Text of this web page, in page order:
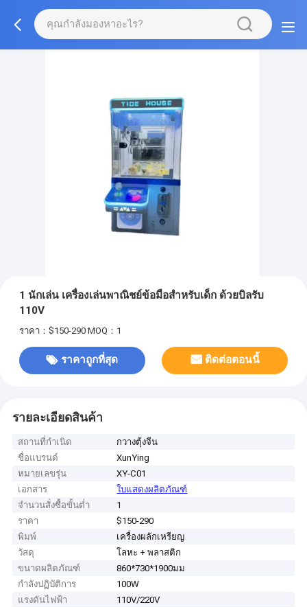
1 นักเล่น เครื่องเล่นพาณิชย์ข้อมือสําหรับเด็ก ด้วยบิลรับ
110V
ราคา：$150-290 MOQ：1
ราคาถูกที่สุด ติดต่อตอนนี้
รายละเอียดสินค้า
สถานที่กำเนิด
กวางตุ้งจีน
ชื่อแบรนด์
XunYing
หมายเลขรุ่น
XY-C01
เอกสาร
ใบแสดงผลิตภัณฑ์
จำนวนสั่งซื้อขั้นต่ำ
1
ราคา
$150-290
พิมพ์
เครื่องผลักเหรียญ
วัสดุ
โลหะ + พลาสติก
ขนาดผลิตภัณฑ์
860*730*1900มม
กำลังปฏิบัติการ
100W
แรงดันไฟฟ้า
110V/220V